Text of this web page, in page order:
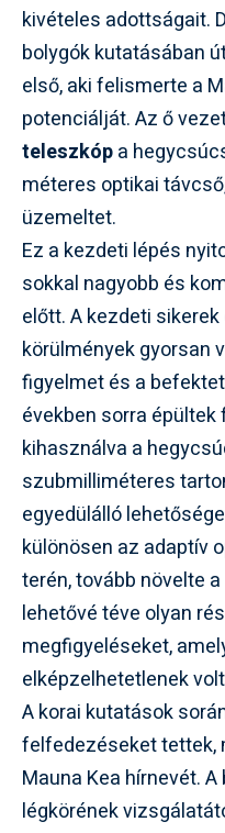
kivételes adottságait.
bolygók kutatásában
első, aki felismerte a
potenciálját. Az ő
teleszkópa
méteres optikai
üzemeltet.
Ez a kezdeti lépés
sokkal nagyobb és
előtt. A kezdeti
körülmények gyorsan
figyelmet és a
években sorra
kihasználva a
szubmilliméteres
egyedülálló
különösen az adaptív
terén, tovább növelte
lehetővé téve olyan
megfigyeléseket,
elképzelhetetlenek
A korai kutatások
felfedezéseket tettek,
Mauna Kea hírnevét.
légkörének